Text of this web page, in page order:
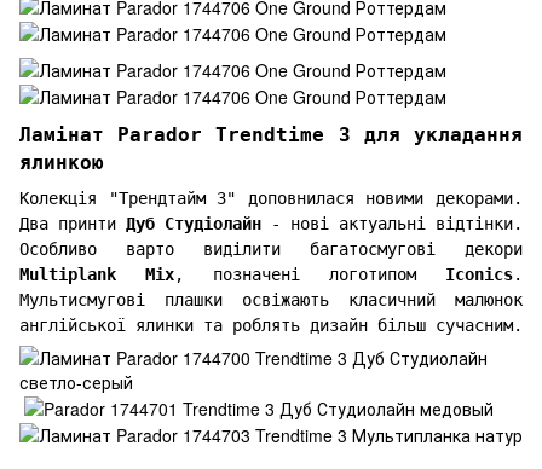
Ламінат Parador Trendtime 3 для укладання
ялинкою
Колекція "Трендтайм 3" доповнилася новими декорами.
Два принти Дуб Студіолайн - нові актуальні відтінки.
Особливо варто виділити багатосмугові декори
Multiplank Mix, позначені логотипом Iconics.
Мультисмугові плашки освіжають класичний малюнок
англійської ялинки та роблять дизайн більш сучасним.